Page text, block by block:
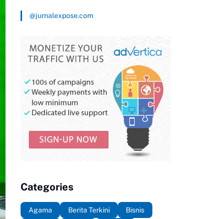
@jurnalexpose.com
Categories
Agama Berita Terkini
Bisnis